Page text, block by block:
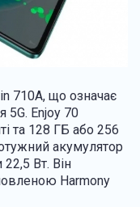
710A, що означає
5G. Enjoy 70
та 128 ГБ або 256
акумулятор
Вт. Він
Harmony